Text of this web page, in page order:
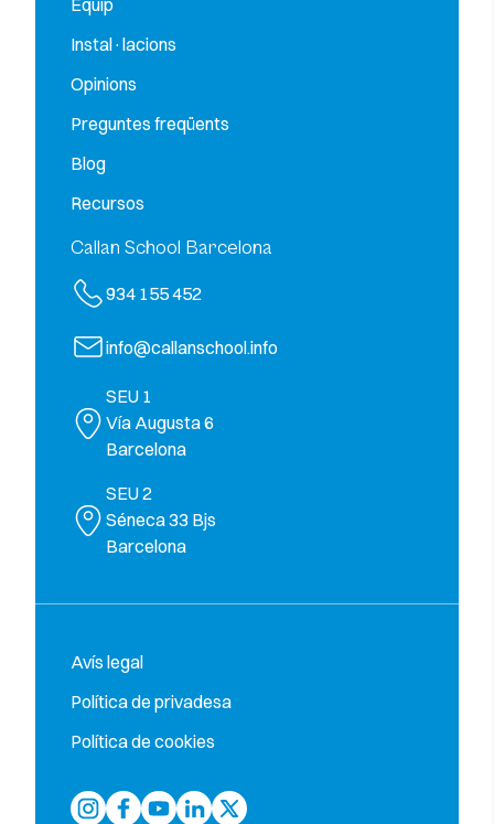
Equip
Instal·lacions
Opinions
Preguntes freqüents
Blog
Recursos
Callan School Barcelona
934 155 452
info@callanschool.info
SEU 1
Vía Augusta 6
Barcelona
SEU 2
Séneca 33 Bjs
Barcelona
Avís legal
Política de privadesa
Política de cookies